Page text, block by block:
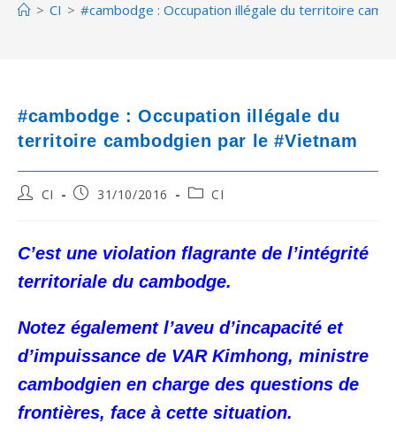
> CI > #cambodge : Occupation illégale du territoire
#cambodge : Occupation illégale du
territoire cambodgien par le #Vietnam
PostCI
Post31/10/2016
PostCI
C’est une violation flagrante de l’intégrité
territoriale du cambodge.
Notez également l’aveu d’incapacité et
d’impuissance de VAR Kimhong, ministre
cambodgien en charge des questions de
frontières, face à cette situation.